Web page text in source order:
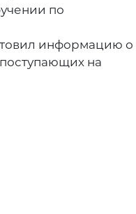
по
информацию о
на